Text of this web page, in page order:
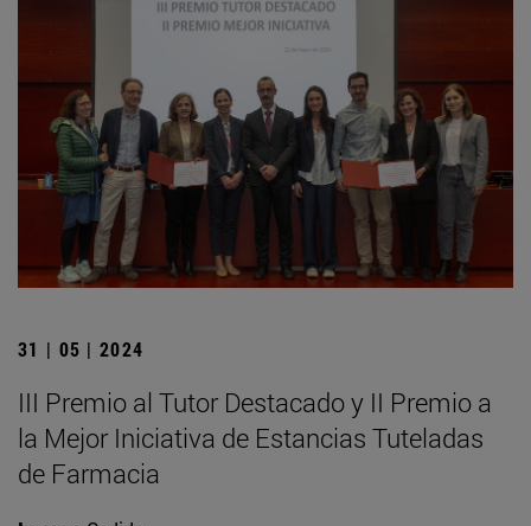
31 | 05 | 2024
III Premio al Tutor Destacado y II Premio a
la Mejor Iniciativa de Estancias Tuteladas
de Farmacia